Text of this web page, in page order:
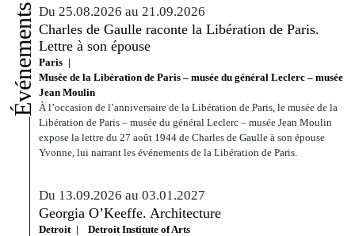
Événements Du 25.08.2026 au 21.09.2026
Charles de Gaulle raconte la Libération de Paris.
Lettre à son épouse
Paris
Musée de la Libération de Paris – musée du général Leclerc – musée
Jean Moulin
À l’occasion de l’anniversaire de la Libération de Paris, le musée de la
Libération de Paris – musée du général Leclerc – musée Jean Moulin
expose la lettre du 27 août 1944 de Charles de Gaulle à son épouse
Yvonne, lui narrant les événements de la Libération de Paris.
Du 13.09.2026 au 03.01.2027
Georgia O’Keeffe. Architecture
Detroit
Detroit Institute of Arts